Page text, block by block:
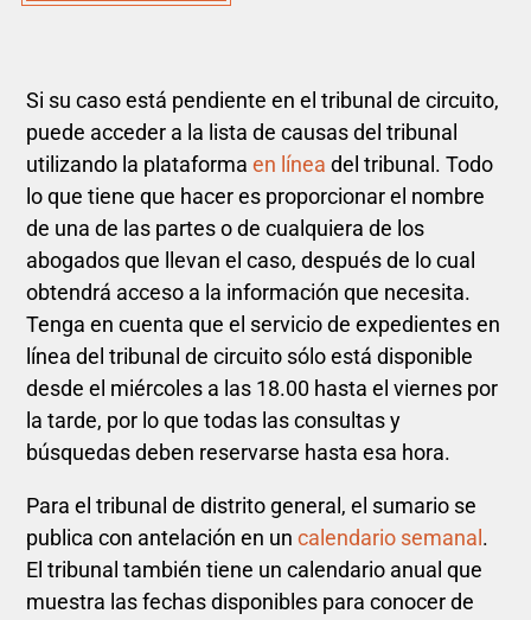
Si su caso está pendiente en el tribunal de circuito,
puede acceder a la lista de causas del tribunal
utilizando la plataforma en línea del tribunal. Todo
lo que tiene que hacer es proporcionar el nombre
de una de las partes o de cualquiera de los
abogados que llevan el caso, después de lo cual
obtendrá acceso a la información que necesita.
Tenga en cuenta que el servicio de expedientes en
línea del tribunal de circuito sólo está disponible
desde el miércoles a las 18.00 hasta el viernes por
la tarde, por lo que todas las consultas y
búsquedas deben reservarse hasta esa hora.
Para el tribunal de distrito general, el sumario se
publica con antelación en un calendario semanal .
El tribunal también tiene un calendario anual que
muestra las fechas disponibles para conocer de